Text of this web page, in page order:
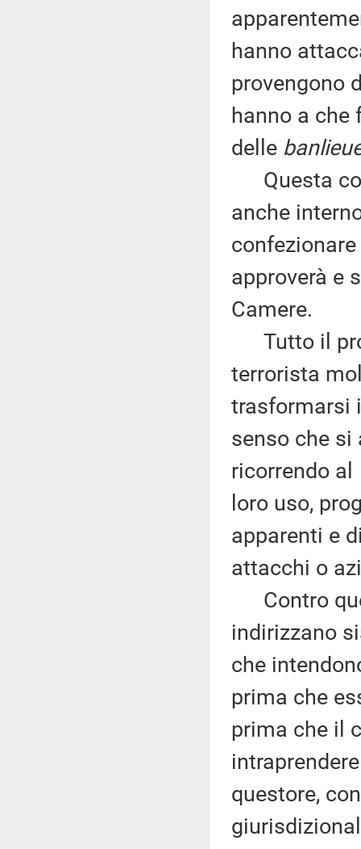
hanno
provengono
hanno a che
delle
Questa
anche
approverà e
Camere.
Tutto il
terrorista
trasformarsi
senso che si
ricorrendo al
loro uso,
apparenti e
attacchi o
Contro
indirizzano
che
prima che
prima che il
questore,